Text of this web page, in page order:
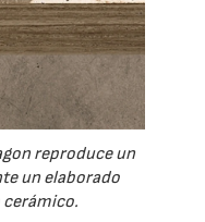
reproduce un
un elaborado